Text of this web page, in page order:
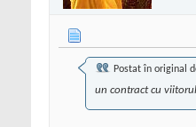
Postat în original
un contract cu